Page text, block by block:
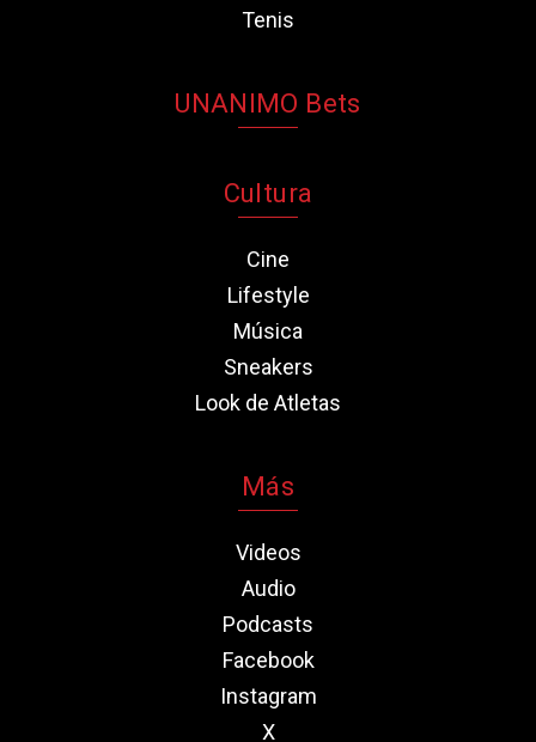
Tenis
UNANIMO Bets
Cultura
Cine
Lifestyle
Música
Sneakers
Look de Atletas
Más
Videos
Audio
Podcasts
Facebook
Instagram
X